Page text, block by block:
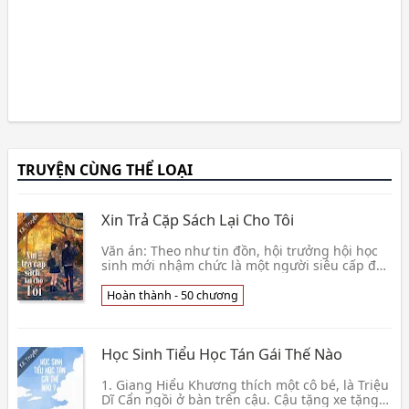
TRUYỆN CÙNG THỂ LOẠI
Xin Trả Cặp Sách Lại Cho Tôi
Văn án: Theo như tin đồn, hội trưởng hội học
sinh mới nhậm chức là một người siêu cấp đẹp
cùng👦 Tân Tiểu Quái
Hoàn thành - 50 chương
Học Sinh Tiểu Học Tán Gái Thế Nào
1. Giang Hiểu Khương thích một cô bé, là Triệu
Dĩ Cẩn ngồi ở bàn trên cậu. Cậu tặng xe tặng